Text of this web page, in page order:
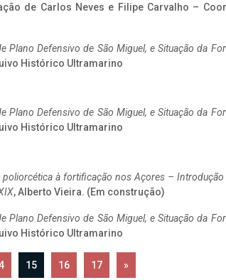
de Carlos Neves e Filipe Carvalho –
Plano Defensivo de São Miguel, e Situação da
Histórico Ultramarino
Plano Defensivo de São Miguel, e Situação da
Histórico Ultramarino
poliorcética à fortificação nos Açores – Introdução
, Alberto Vieira. (Em construção)
Plano Defensivo de São Miguel, e Situação da
Histórico Ultramarino
15 16 17 »